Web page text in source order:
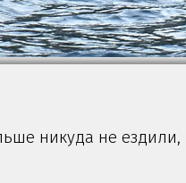
никуда не ездили,